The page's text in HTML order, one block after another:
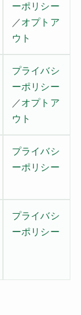
ーポリシー
／オプトア
ウト
プライバシ
ーポリシー
／オプトア
ウト
プライバシ
ーポリシー
プライバシ
ーポリシー